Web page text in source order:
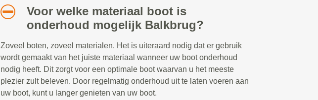
Voor welke materiaal boot is
onderhoud mogelijk Balkbrug?
Zoveel boten, zoveel materialen. Het is uiteraard nodig dat er gebruik
wordt gemaakt van het juiste materiaal wanneer uw boot onderhoud
nodig heeft. Dit zorgt voor een optimale boot waarvan u het meeste
plezier zult beleven. Door regelmatig onderhoud uit te laten voeren aan
uw boot, kunt u langer genieten van uw boot.